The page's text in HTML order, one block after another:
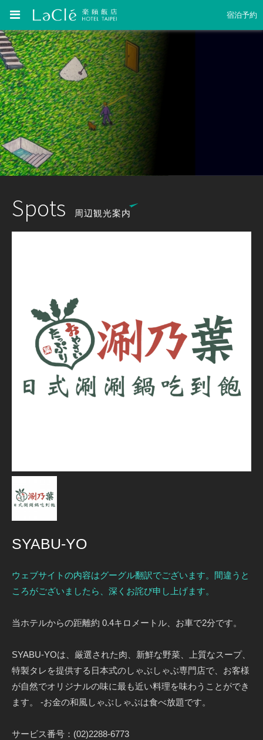
宿泊予約
Spots 周辺観光案内
SYABU-YO
ウェブサイトの内容はグーグル翻訳でございます。間違うと
ころがございましたら、深くお詫び申し上げます。
当ホテルからの距離約 0.4キロメートル、お車で2分です。
SYABU-YOは、厳選された肉、新鮮な野菜、上質なスープ、
特製タレを提供する日本式のしゃぶしゃぶ専門店で、お客様
が自然でオリジナルの味に最も近い料理を味わうことができ
ます。 -お金の和風しゃぶしゃぶは食べ放題です。
サービス番号：(02)2288-6773